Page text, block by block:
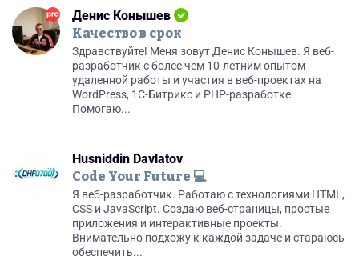
Денис Конышев
Качество в срок
Здравствуйте! Меня зовут Денис Конышев. Я веб-
разработчик с более чем 10-летним опытом
удаленной работы и участия в веб-проектах на
WordPress, 1С-Битрикс и PHP-разработке.
Помогаю...
Husniddin Davlatov
Code Your Future 💻
Я веб-разработчик. Работаю с технологиями HTML,
CSS и JavaScript. Создаю веб-страницы, простые
приложения и интерактивные проекты.
Внимательно подхожу к каждой задаче и стараюсь
обеспечить...